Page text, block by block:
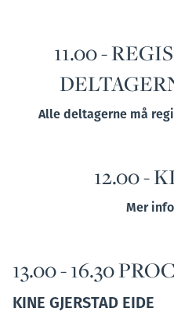
11.00 -
Alle deltagerne må
12.00 -
Mer
13.00 - 16.30
KINE GJERSTAD EIDE